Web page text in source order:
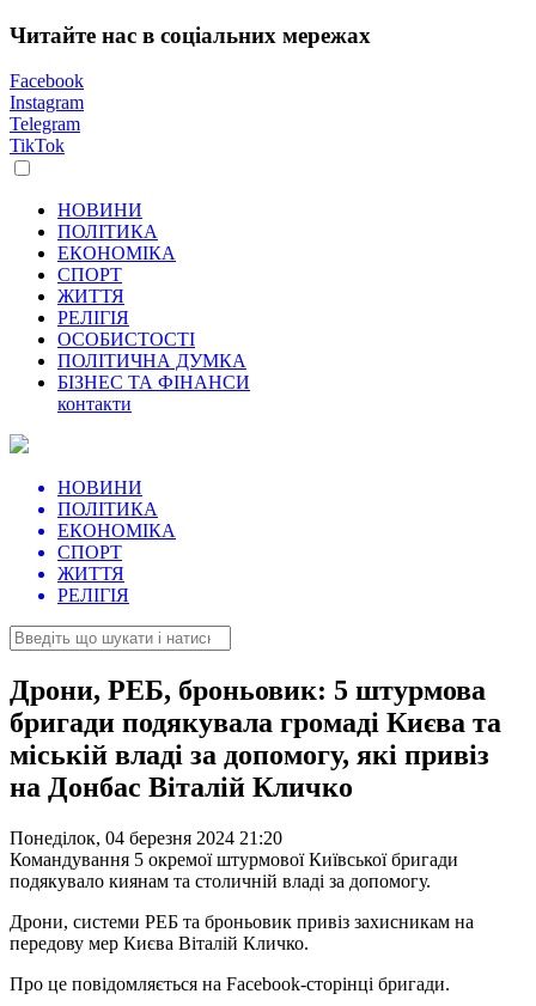
Читайте нас в соціальних мережах
Facebook
Instagram
Telegram
TikTok
НОВИНИ
ПОЛІТИКА
ЕКОНОМІКА
СПОРТ
ЖИТТЯ
РЕЛІГІЯ
ОСОБИСТОСТІ
ПОЛІТИЧНА ДУМКА
БІЗНЕС ТА ФІНАНСИ
контакти
НОВИНИ
ПОЛІТИКА
ЕКОНОМІКА
СПОРТ
ЖИТТЯ
РЕЛІГІЯ
Дрони, РЕБ, броньовик: 5 штурмова
бригади подякувала громаді Києва та
міській владі за допомогу, які привіз
на Донбас Віталій Кличко
Понеділок, 04 березня 2024 21:20
Командування 5 окремої штурмової Київської бригади
подякувало киянам та столичній владі за допомогу.
Дрони, системи РЕБ та броньовик привіз захисникам на
передову мер Києва Віталій Кличко.
Про це повідомляється на Facebook-сторінці бригади.